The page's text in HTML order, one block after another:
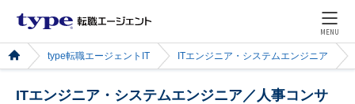
MENU
type転職エージェントIT ITエンジニア・システムエンジニア
ITエンジニア・システムエンジニア／人事コンサ